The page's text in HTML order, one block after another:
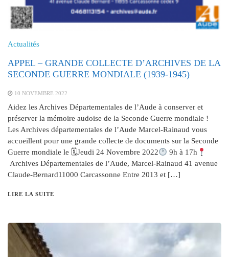
Actualités
APPEL – GRANDE COLLECTE D’ARCHIVES DE LA
SECONDE GUERRE MONDIALE (1939-1945)
10 NOVEMBRE 2022
Aidez les Archives Départementales de l’Aude à conserver et
préserver la mémoire audoise de la Seconde Guerre mondiale !
Les Archives départementales de l’Aude Marcel-Rainaud vous
accueillent pour une grande collecte de documents sur la Seconde
Guerre mondiale le 🗓Jeudi 24 Novembre 2022
9h à 17h
Archives Départementales de l’Aude, Marcel-Rainaud 41 avenue
Claude-Bernard11000 Carcassonne Entre 2013 et […]
LIRE LA SUITE